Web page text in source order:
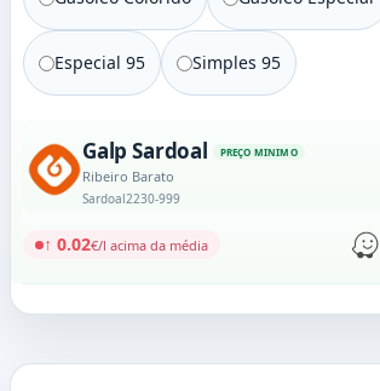
Especial 95 Simples 95
Galp Sardoal PREÇO MINIMO
Ribeiro Barato
Sardoal2230-999
↑ 0.02€/l acima da média